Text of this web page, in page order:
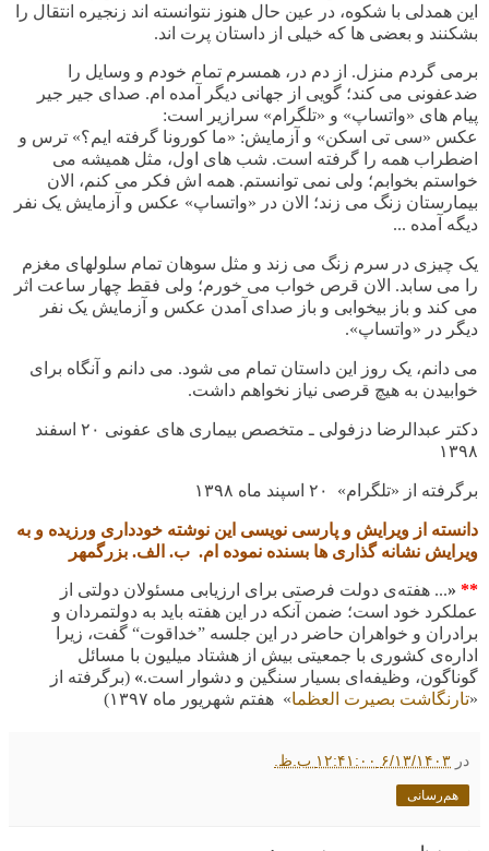
این همدلی با شکوه، در عین حال هنوز نتوانسته اند زنجیره انتقال را
بشکنند و بعضی ها که خیلی از داستان پرت اند.
برمی گردم منزل. از دم در، همسرم تمام خودم و وسایل را
ضدعفونی می کند؛ گویی از جهانی دیگر آمده ام. صدای جیر جیر
پیام های «واتساپ» و «تلگرام» سرازیر است:
عکس «سی تی اسکن» و آزمایش: «ما کورونا گرفته ایم؟» ترس و
اضطراب همه را گرفته است. شب های اول، مثل همیشه می
خواستم بخوابم؛ ولی نمی توانستم. همه اش فکر می کنم، الان
بیمارستان زنگ می زند؛ الان در «واتساپ» عکس و آزمایش یک نفر
دیگه آمده ...
یک چیزی در سرم زنگ می زند و مثل سوهان تمام سلولهای مغزم
را می سابد. الان قرص خواب می خورم؛ ولی فقط چهار ساعت اثر
می کند و باز بیخوابی و باز صدای آمدن عکس و آزمایش یک نفر
دیگر در «واتساپ».
می دانم، یک روز این داستان تمام می شود. می دانم و آنگاه برای
خوابیدن به هیچ قرصی نیاز نخواهم داشت.
دکتر عبدالرضا دزفولی ـ متخصص بیماری های عفونی ۲۰ اسفند
۱۳۹۸
برگرفته از «تلگرام» ۲۰ اسپند ماه ۱۳۹۸
دانسته از ویرایش و پارسی نویسی این نوشته خودداری ورزیده و به
ویرایش نشانه گذاری ها بسنده نموده ام. ب. الف. بزرگمهر
**
«... هفته‌ی دولت فرصتی برای ارزیابی مسئولان دولتی از
عملکرد خود است؛ ضمن آنکه در این هفته باید به دولتمردان و
برادران و خواهران حاضر در این جلسه ”خداقوت“ گفت، زیرا
اداره‌ی کشوری با جمعیتی بیش از هشتاد میلیون با مسائل
گوناگون، وظیفه‌ای بسیار سنگین و دشوار است.
» (برگرفته از
«تارنگاشت بصیرت العظما» هفتم شهریور ماه ۱۳۹۷)
در ۶/۱۳/۱۴۰۳ ۱۲:۴۱:۰۰ ب.ظ.
هم‌رسانی